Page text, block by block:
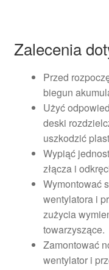
Zalecenia
Przed
biegun
Użyć
deski
uszkodzić
Wypiąć
złącza i
Wymontować
wentylatora i
zużycia
towarzyszące.
Zamontować
wentylator i